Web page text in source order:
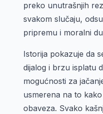
preko unutrašnjih
svakom slučaju,
pripremu i moralni
Istorija pokazuje da
dijalog i brzu isplatu
mogućnosti za
usmerena na to
obaveza. Svako